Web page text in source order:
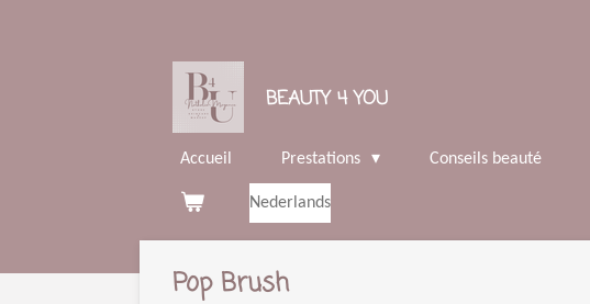
BEAUTY 4 YOU
Accueil Prestations Conseils beauté
Nederlands
Pop Brush